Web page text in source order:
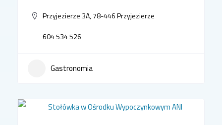
Przyjezierze 3A, 78-446 Przyjezierze
604 534 526
Gastronomia